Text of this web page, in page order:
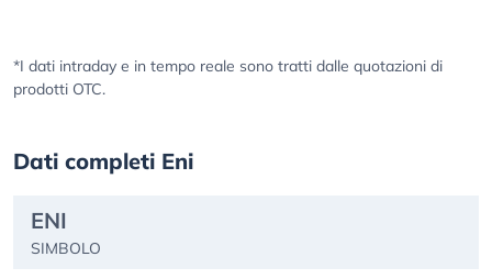
*I dati intraday e in tempo reale sono tratti dalle quotazioni di
prodotti OTC.
Dati completi Eni
ENI
SIMBOLO